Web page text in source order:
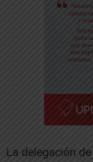
La delegación